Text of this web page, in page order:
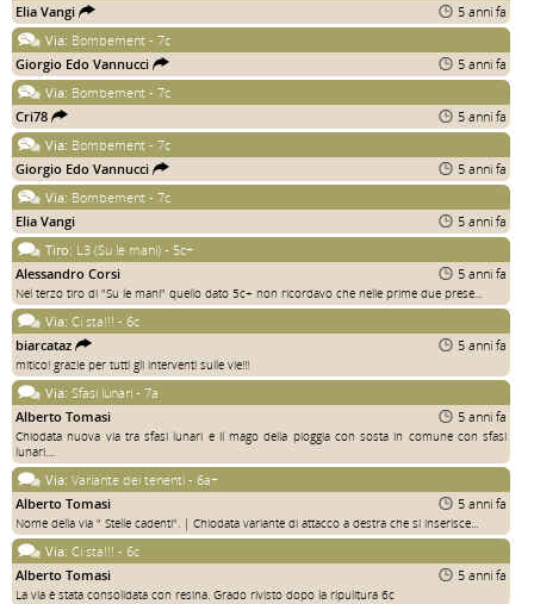
Elia Vangi
5 anni fa
Via: Bombement - 7c
Giorgio Edo Vannucci
5 anni fa
Via: Bombement - 7c
Cri78
5 anni fa
Via: Bombement - 7c
Giorgio Edo Vannucci
5 anni fa
Via: Bombement - 7c
Elia Vangi
5 anni fa
Tiro: L3 (Su le mani) - 5c+
Alessandro Corsi
5 anni fa
Nel terzo tiro di "Su le mani" quello dato 5c+ non ricordavo che nelle prime due prese...
Via: Ci sta!!! - 6c
biarcataz
5 anni fa
mitico! grazie per tutti gli interventi sulle vie!!!
Via: Sfasi lunari - 7a
Alberto Tomasi
5 anni fa
Chiodata nuova via tra sfasi lunari e il mago della pioggia con sosta in comune con sfasi
lunari....
Via: Variante dei tenenti - 6a+
Alberto Tomasi
5 anni fa
Nome della via " Stelle cadenti". | Chiodata variante di attacco a destra che si inserisce...
Via: Ci sta!!! - 6c
Alberto Tomasi
5 anni fa
La via è stata consolidata con resina. Grado rivisto dopo la ripulitura 6c